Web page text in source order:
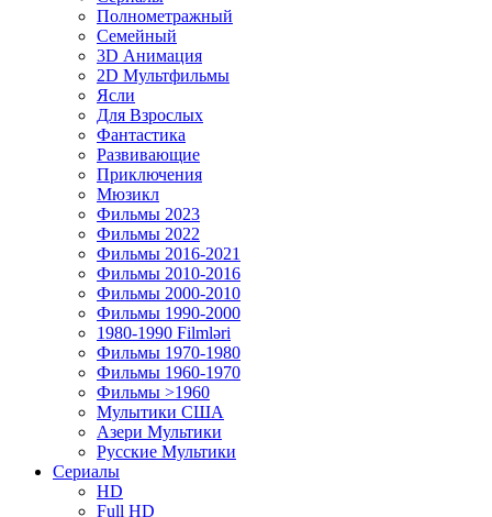
Полнометражный
Семейный
3D Анимация
2D Мультфильмы
Ясли
Для Взрослых
Фантастика
Развивающие
Приключения
Мюзикл
Фильмы 2023
Фильмы 2022
Фильмы 2016-2021
Фильмы 2010-2016
Фильмы 2000-2010
Фильмы 1990-2000
1980-1990 Filmləri
Фильмы 1970-1980
Фильмы 1960-1970
Фильмы >1960
Мулытики США
Азери Мультики
Русские Мультики
Сериалы
HD
Full HD